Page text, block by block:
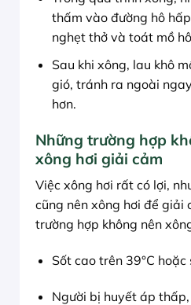
thấm vào đường hô
nghẹt thở và toát mồ
Sau khi xông, lau khô
gió, tránh ra ngoài
hơn.
Những trường hợp
xông hơi giải cảm
Việc xông hơi rất có lợi,
cũng nên xông hơi để giải
trường hợp không nên
Sốt cao trên 39°C
Người bị huyết áp